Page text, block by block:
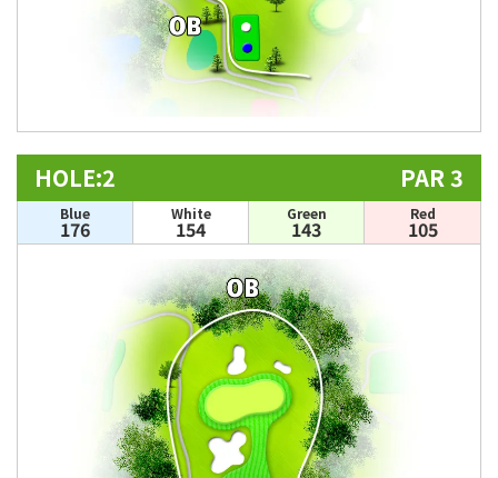
HOLE:2 PAR 3
Blue
176
White
154
Green
143
Red
105